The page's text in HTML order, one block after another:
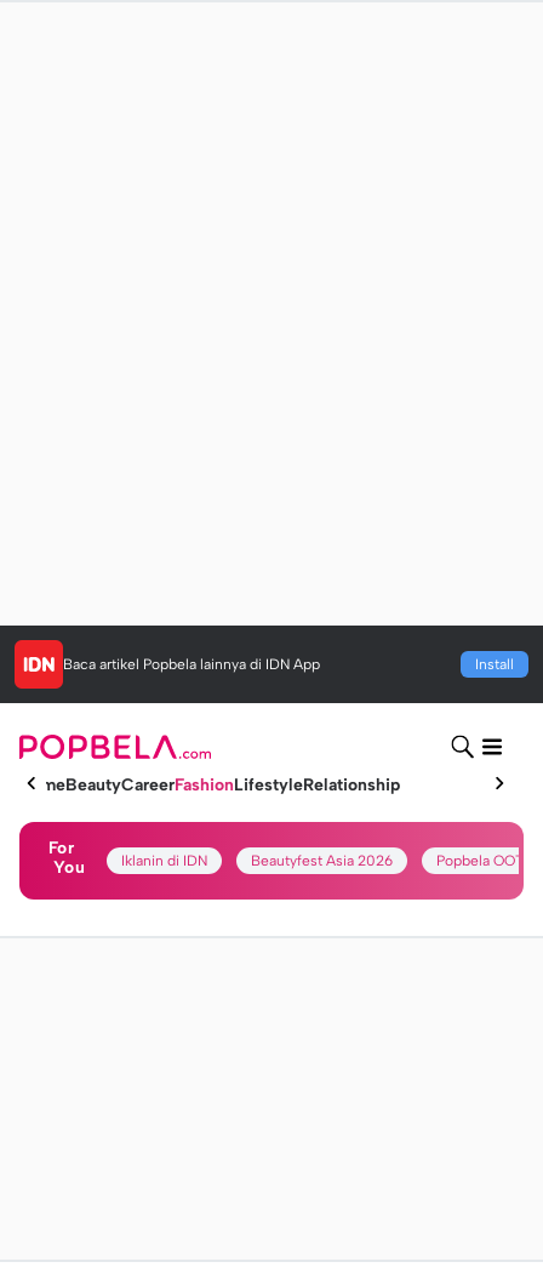
Baca artikel Popbela lainnya di IDN App Install
HomeBeautyCareerFashionLifestyleRelationship
For
You
Iklanin di IDN Beautyfest Asia 2026 Popbela OOTD